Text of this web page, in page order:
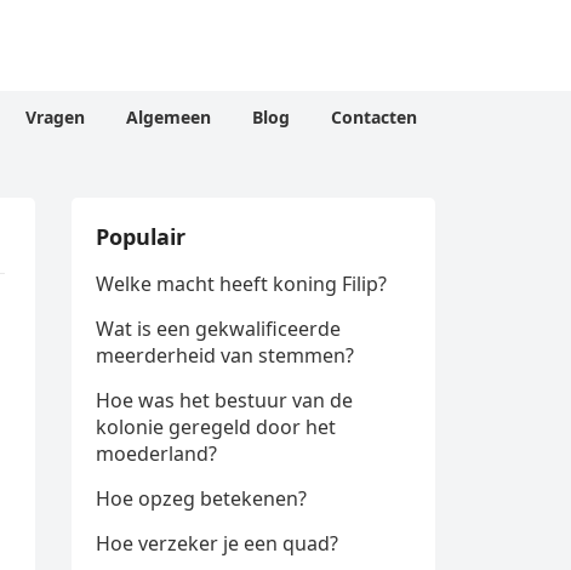
Vragen Algemeen Blog Contacten
Populair
Welke macht heeft koning Filip?
Wat is een gekwalificeerde
meerderheid van stemmen?
Hoe was het bestuur van de
kolonie geregeld door het
moederland?
Hoe opzeg betekenen?
Hoe verzeker je een quad?